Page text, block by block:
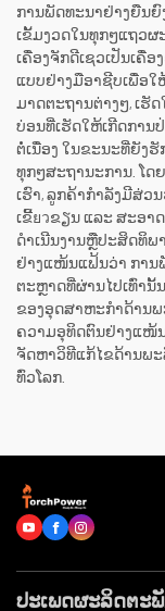
ການພັດທະນາຢ່າງຍືນ
ເຂັ້ມງວດໃນທຸກໆແຖວຜ
ເຄື່ອງຈັກດີເຊວເປັນເຄື່
ແບບຢ່າງມືອາຊີບເພື່ອໃ
ມາດຕະຖານຕ່າງໆ, ເຮັ
ບ່ອນທີ່ເຮັດໃຫ້ເກີດການ
ຕໍ່ເນື່ອງ ໃນຂະນະທີ່ຍັງ
ທຸກໆສະຖານະການ. ໂ
ເຮົາ, ລູກຄ້າກຳລັງມີສ່ວ
ເຂີ້ยวຂຽນ ແລະ ສະອາ
ດຳເນີນງານຫຼືປະສິດທິພ
ຢ່າງແໜ້ນແຟ້ນວ່າ ການ
ຕະຫຼາດທີ່ຜ່ານໄປເທົ່ານັ້
ຂອງອຸດສາຫະກຳດ້ານພ
ຄວາມອຸທິດຕົນຢ່າງແໜ້
ຈັດຫາວິທີແກ້ໄຂດ້ານພະ
ທົ່ວໂລກ.
ປະເພດຜະລິດຕະ